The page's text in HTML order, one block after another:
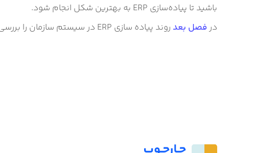
باشید تا پیاده‌سازی ERP به بهترین شکل انجام شود.
در فصل بعد روند پیاده سازی ERP در سیستم سازمان را بررسی و ابعاد و مراحل آن را توضیح خواهیم داد.